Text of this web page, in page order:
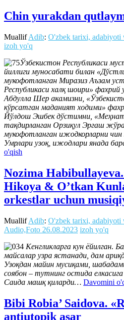
Chin yurakdan
MuallifAdib: O'zbek tarixi, adabiyoti
izoh yo'q
Ўзбекистон Республикаси
йиллиги муносабати билан
мукофотланган Миразиз Аъзам
Республикаси халқ шоири» фахрий
Абдулла Шер акамизни,
кўрсатган маданият ходими»
Йўлдош Эшбек дўстимни,
тақдирланган Орзиқул Эргаш
мукофотланган ижодкорларни
Умрлари узоқ, ижодлари янада
o'qish
Nozima
Hikoya & Oʼtkan
orkestlar uchun
MuallifAdib: O'zbek tarixi, adabiyoti
Audio,Foto 26.08.2023 izoh yo'q
Кенгликларга кун ёйилган.
майсалар узра ястанади, дам
Узоқдан майин мусиқами,
соябон – тутнинг остида
Саида машқ қиларди… Davomini
Bibi Robia’ Saidova.
antiutopik asar